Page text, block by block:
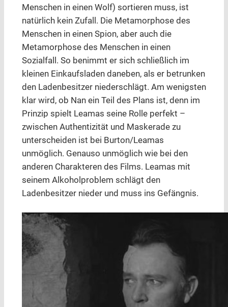
Menschen in einen Wolf) sortieren muss, ist
natürlich kein Zufall. Die Metamorphose des
Menschen in einen Spion, aber auch die
Metamorphose des Menschen in einen
Sozialfall. So benimmt er sich schließlich im
kleinen Einkaufsladen daneben, als er betrunken
den Ladenbesitzer niederschlägt. Am wenigsten
klar wird, ob Nan ein Teil des Plans ist, denn im
Prinzip spielt Leamas seine Rolle perfekt –
zwischen Authentizität und Maskerade zu
unterscheiden ist bei Burton/Leamas
unmöglich. Genauso unmöglich wie bei den
anderen Charakteren des Films. Leamas mit
seinem Alkoholproblem schlägt den
Ladenbesitzer nieder und muss ins Gefängnis.